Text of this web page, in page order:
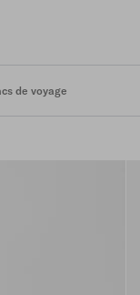
de voyage